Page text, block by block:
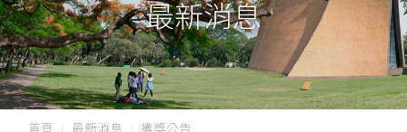
最新消息
首頁 最新消息 獲獎公告